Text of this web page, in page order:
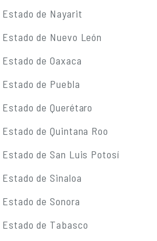
de Nayarit
de Nuevo León
de Oaxaca
de Puebla
de Querétaro
de Quintana Roo
de San Luis Potosí
de Sinaloa
de Sonora
de Tabasco